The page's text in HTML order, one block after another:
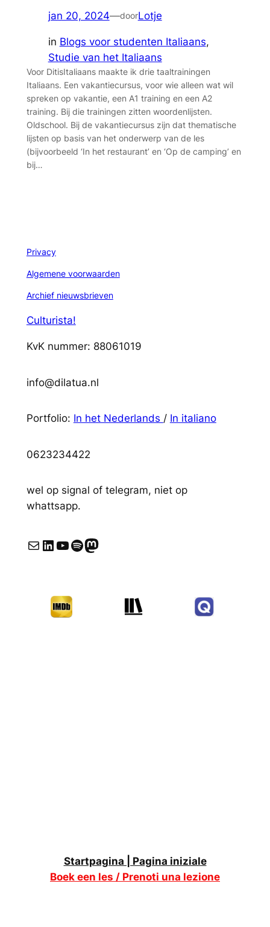
jan 20, 2024—doorLotje
in Blogs voor studenten Italiaans
Studie van het Italiaans
Voor DitisItaliaans maakte ik drie taaltrainingen
Italiaans. Een vakantiecursus, voor wie alleen wat wil
spreken op vakantie, een A1 training en een A2
training. Bij die trainingen zitten woordenlijsten.
Oldschool. Bij de vakantiecursus zijn dat thematische
lijsten op basis van het onderwerp van de les
(bijvoorbeeld ‘In het restaurant’ en ‘Op de camping’ en
bij…
Privacy
Algemene voorwaarden
Archief nieuwsbrieven
Culturista!
KvK nummer: 88061019
info@dilatua.nl
Portfolio: In het Nederlands / In italiano
0623234422
wel op signal of telegram, niet op
whattsapp.
E-mail LinkedIn YouTube Spotify Mastodon
Startpagina | Pagina iniziale
Boek een les / Prenoti una lezione